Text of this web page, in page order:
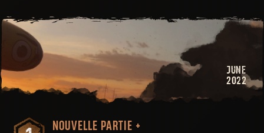
JUNE
2022
NOUVELLE PARTIE +